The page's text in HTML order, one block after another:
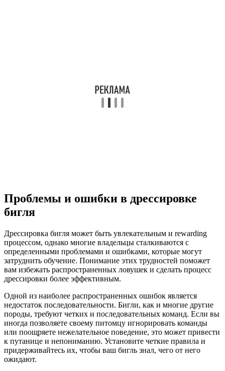
Проблемы и ошибки в дрессировке
бигля
Дрессировка бигля может быть увлекательным и rewarding
процессом, однако многие владельцы сталкиваются с
определенными проблемами и ошибками, которые могут
затруднить обучение. Понимание этих трудностей поможет
вам избежать распространенных ловушек и сделать процесс
дрессировки более эффективным.
Одной из наиболее распространенных ошибок является
недостаток последовательности. Бигли, как и многие другие
породы, требуют четких и последовательных команд. Если вы
иногда позволяете своему питомцу игнорировать команды
или поощряете нежелательное поведение, это может привести
к путанице и непониманию. Установите четкие правила и
придерживайтесь их, чтобы ваш бигль знал, чего от него
ожидают.